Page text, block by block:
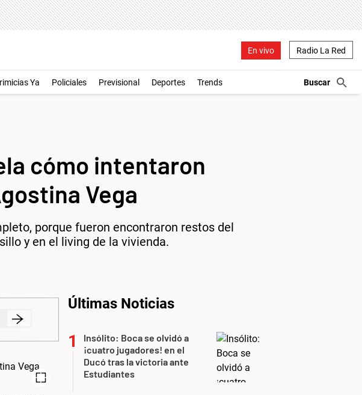
En vivo Radio La Red
Ya Policiales Previsional Deportes Trends
cómo intentaron
Vega
porque fueron encontraron restos del
y en el living de la vivienda.
Últimas Noticias
Insólito: Boca se olvidó a
¡cuatro jugadores! en el
Ducó tras la victoria ante
Estudiantes